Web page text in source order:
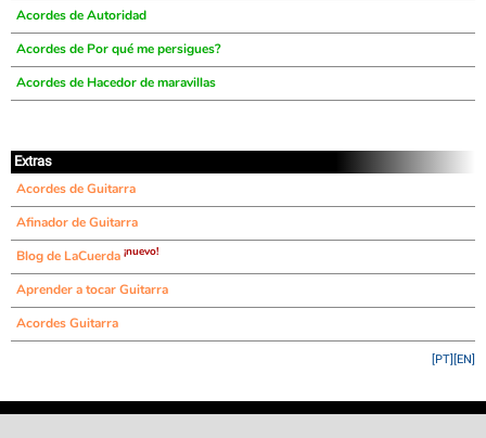
Acordes de Autoridad
Acordes de Por qué me persigues?
Acordes de Hacedor de maravillas
Extras
Acordes de Guitarra
Afinador de Guitarra
Blog de LaCuerda ¡nuevo!
Aprender a tocar Guitarra
Acordes Guitarra
[EN]
[PT]